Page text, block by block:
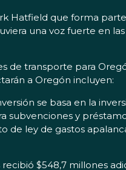
Hatfield que forma
una voz fuerte en
de transporte para
a Oregón incluyen:
se basa en la
subvenciones y
de ley de gastos
$548,7 millones